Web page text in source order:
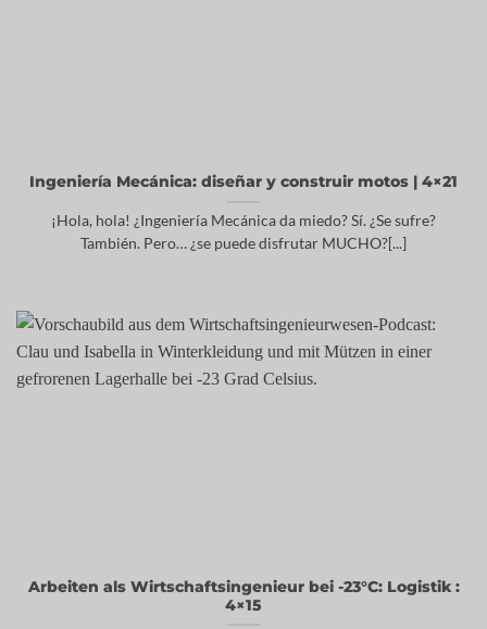
Ingeniería Mecánica: diseñar y construir motos | 4×21
¡Hola, hola! ¿Ingeniería Mecánica da miedo? Sí. ¿Se sufre?
También. Pero… ¿se puede disfrutar MUCHO?[...]
Arbeiten als Wirtschaftsingenieur bei -23°C: Logistik :
4×15